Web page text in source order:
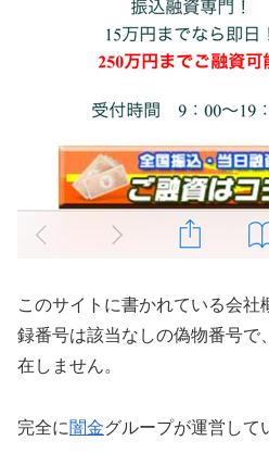
このサイトに書かれている会社
録番号は該当なしの偽物番号で
在しません。
完全に闇金グループが運営して